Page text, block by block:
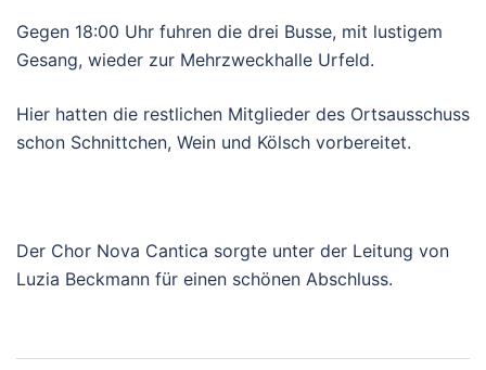
Gegen 18:00 Uhr fuhren die drei Busse, mit lustigem
Gesang, wieder zur Mehrzweckhalle Urfeld.
Hier hatten die restlichen Mitglieder des Ortsausschuss
schon Schnittchen, Wein und Kölsch vorbereitet.
Der Chor Nova Cantica sorgte unter der Leitung von
Luzia Beckmann für einen schönen Abschluss.